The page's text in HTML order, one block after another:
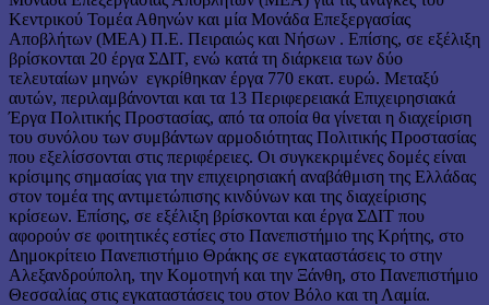
Κεντρικού Τομέα Αθηνών και μία Μονάδα Επεξεργασίας
Αποβλήτων (ΜΕΑ) Π.Ε. Πειραιώς και Νήσων . Επίσης, σε εξέλιξη
βρίσκονται 20 έργα ΣΔΙΤ, ενώ κατά τη διάρκεια των δύο
τελευταίων μηνών εγκρίθηκαν έργα 770 εκατ. ευρώ. Μεταξύ
αυτών, περιλαμβάνονται και τα 13 Περιφερειακά Επιχειρησιακά
Έργα Πολιτικής Προστασίας, από τα οποία θα γίνεται η διαχείριση
του συνόλου των συμβάντων αρμοδιότητας Πολιτικής Προστασίας
που εξελίσσονται στις περιφέρειες. Οι συγκεκριμένες δομές είναι
κρίσιμης σημασίας για την επιχειρησιακή αναβάθμιση της Ελλάδας
στον τομέα της αντιμετώπισης κινδύνων και της διαχείρισης
κρίσεων. Επίσης, σε εξέλιξη βρίσκονται και έργα ΣΔΙΤ που
αφορούν σε φοιτητικές εστίες στο Πανεπιστήμιο της Κρήτης, στο
Δημοκρίτειο Πανεπιστήμιο Θράκης σε εγκαταστάσεις το στην
Αλεξανδρούπολη, την Κομοτηνή και την Ξάνθη, στο Πανεπιστήμιο
Θεσσαλίας στις εγκαταστάσεις του στον Βόλο και τη Λαμία.